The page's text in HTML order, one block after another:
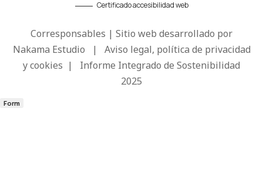
Certificado accesibilidad web
Corresponsables | Sitio web desarrollado por
Nakama Estudio | Aviso legal, política de privacidad
y cookies | Informe Integrado de Sostenibilidad
2025
Form